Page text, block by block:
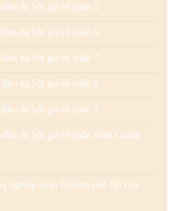
dạ hội giá rẻ quận 5
dạ hội giá rẻ quận 6
dạ hội giá rẻ quận 7
dạ hội giá rẻ quận 8
dạ hội giá rẻ quận 9
dạ hội giá rẻ quận Bình Chánh
nghiệp quận 8 thành phố Hồ Chí